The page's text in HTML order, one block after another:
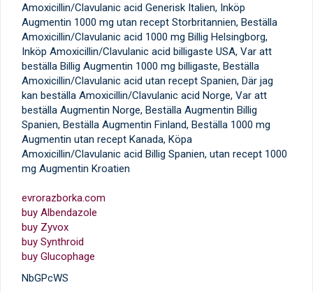
Amoxicillin/Clavulanic acid Generisk Italien, Inköp
Augmentin 1000 mg utan recept Storbritannien, Beställa
Amoxicillin/Clavulanic acid 1000 mg Billig Helsingborg,
Inköp Amoxicillin/Clavulanic acid billigaste USA, Var att
beställa Billig Augmentin 1000 mg billigaste, Beställa
Amoxicillin/Clavulanic acid utan recept Spanien, Där jag
kan beställa Amoxicillin/Clavulanic acid Norge, Var att
beställa Augmentin Norge, Beställa Augmentin Billig
Spanien, Beställa Augmentin Finland, Beställa 1000 mg
Augmentin utan recept Kanada, Köpa
Amoxicillin/Clavulanic acid Billig Spanien, utan recept 1000
mg Augmentin Kroatien
evrorazborka.com
buy Albendazole
buy Zyvox
buy Synthroid
buy Glucophage
NbGPcWS